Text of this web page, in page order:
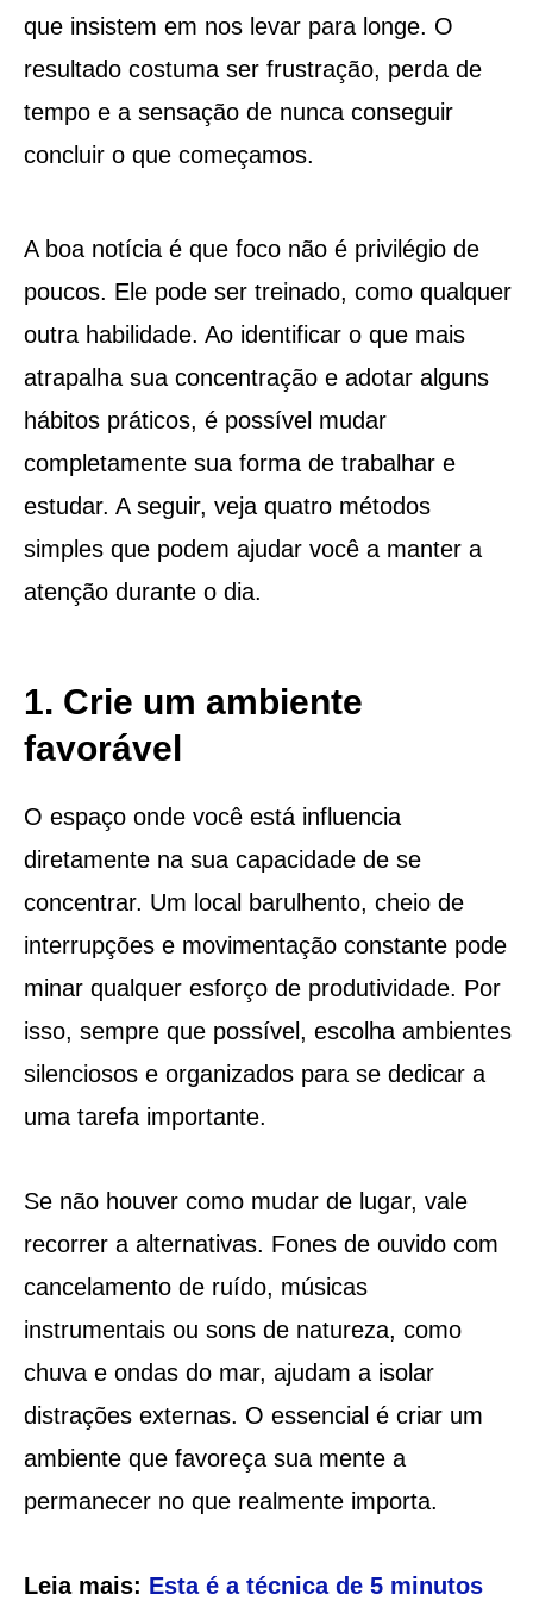
que insistem em nos levar para longe. O
resultado costuma ser frustração, perda de
tempo e a sensação de nunca conseguir
concluir o que começamos.
A boa notícia é que foco não é privilégio de
poucos. Ele pode ser treinado, como qualquer
outra habilidade. Ao identificar o que mais
atrapalha sua concentração e adotar alguns
hábitos práticos, é possível mudar
completamente sua forma de trabalhar e
estudar. A seguir, veja quatro métodos
simples que podem ajudar você a manter a
atenção durante o dia.
1. Crie um ambiente
favorável
O espaço onde você está influencia
diretamente na sua capacidade de se
concentrar. Um local barulhento, cheio de
interrupções e movimentação constante pode
minar qualquer esforço de produtividade. Por
isso, sempre que possível, escolha ambientes
silenciosos e organizados para se dedicar a
uma tarefa importante.
Se não houver como mudar de lugar, vale
recorrer a alternativas. Fones de ouvido com
cancelamento de ruído, músicas
instrumentais ou sons de natureza, como
chuva e ondas do mar, ajudam a isolar
distrações externas. O essencial é criar um
ambiente que favoreça sua mente a
permanecer no que realmente importa.
Leia mais: Esta é a técnica de 5 minutos